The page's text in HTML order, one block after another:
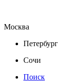
Москва
Петербург
Сочи
Поиск